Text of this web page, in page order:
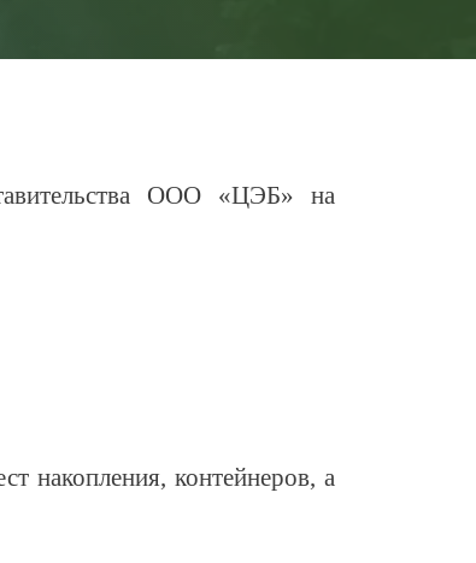
ООО «ЦЭБ» на
накопления, контейнеров, а